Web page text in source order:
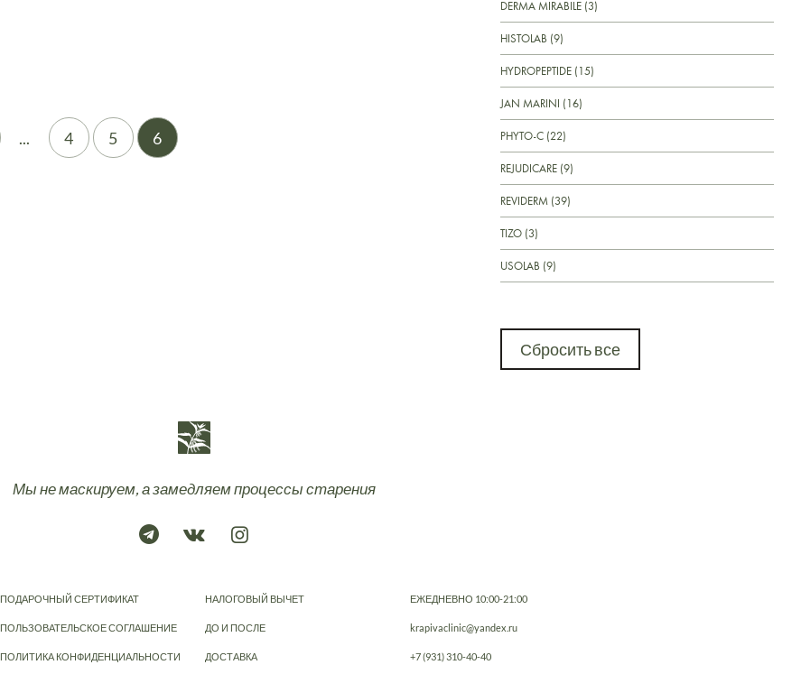
... 4 5 6
DERMA MIRABILE (3)
HISTOLAB (9)
HYDROPEPTIDE (15)
JAN MARINI (16)
PHYTO-C (22)
REJUDICARE (9)
REVIDERM (39)
TIZO (3)
USOLAB (9)
Сбросить все
Мы не маскируем, а замедляем процессы старения
ПОДАРОЧНЫЙ СЕРТИФИКАТ
ПОЛЬЗОВАТЕЛЬСКОЕ СОГЛАШЕНИЕ
ПОЛИТИКА КОНФИДЕНЦИАЛЬНОСТИ
НАЛОГОВЫЙ ВЫЧЕТ
ДО И ПОСЛЕ
ДОСТАВКА
ЕЖЕДНЕВНО 10:00-21:00
krapivaclinic@yandex.ru
+7 (931) 310-40-40